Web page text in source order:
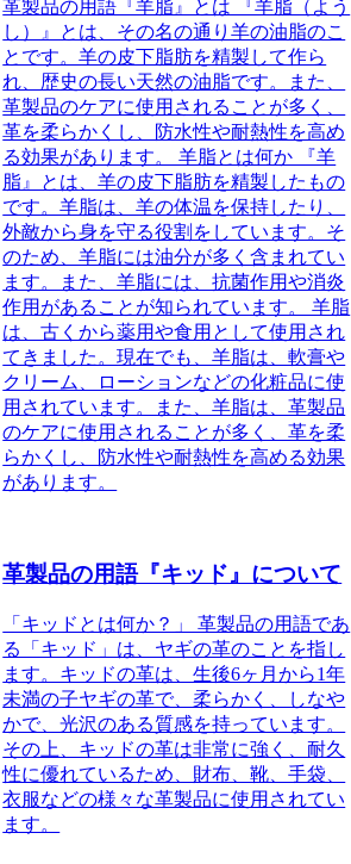
革製品の用語『羊脂』とは 『羊脂（よう
し）』とは、その名の通り羊の油脂のこ
とです。羊の皮下脂肪を精製して作ら
れ、歴史の長い天然の油脂です。また、
革製品のケアに使用されることが多く、
革を柔らかくし、防水性や耐熱性を高め
る効果があります。 羊脂とは何か 『羊
脂』とは、羊の皮下脂肪を精製したもの
です。羊脂は、羊の体温を保持したり、
外敵から身を守る役割をしています。そ
のため、羊脂には油分が多く含まれてい
ます。また、羊脂には、抗菌作用や消炎
作用があることが知られています。 羊脂
は、古くから薬用や食用として使用され
てきました。現在でも、羊脂は、軟膏や
クリーム、ローションなどの化粧品に使
用されています。また、羊脂は、革製品
のケアに使用されることが多く、革を柔
らかくし、防水性や耐熱性を高める効果
があります。
革製品の用語『キッド』について
「キッドとは何か？」 革製品の用語であ
る「キッド」は、ヤギの革のことを指し
ます。キッドの革は、生後6ヶ月から1年
未満の子ヤギの革で、柔らかく、しなや
かで、光沢のある質感を持っています。
その上、キッドの革は非常に強く、耐久
性に優れているため、財布、靴、手袋、
衣服などの様々な革製品に使用されてい
ます。